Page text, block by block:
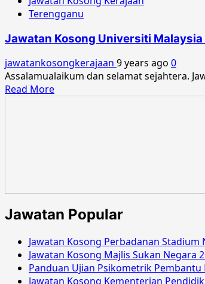
Terengganu
Jawatan Kosong Universiti
jawatankosongkerajaan 9 years ago 0
Assalamualaikum dan selamat sejahtera.
Read MoreRead
April
2017
Jawatan Popular
Jawatan Kosong Perbadanan Stadium
Jawatan Kosong Majlis Sukan Negara
Panduan Ujian Psikometrik
Jawatan Kosong Kementerian